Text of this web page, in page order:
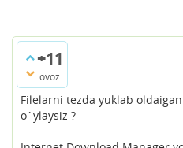
+11
ovoz
Filelarni tezda yuklab
o`ylaysiz ?